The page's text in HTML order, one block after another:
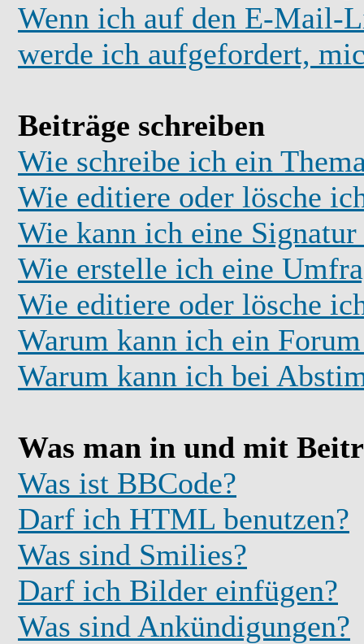
Wenn ich auf den E-Mail-
werde ich aufgefordert,
Beiträge schreiben
Wie schreibe ich ein
Wie editiere oder lösche
Wie kann ich eine Signatur
Wie erstelle ich eine
Wie editiere oder lösche
Warum kann ich ein
Warum kann ich bei
Was man in und mit
Was ist BBCode?
Darf ich HTML benutzen?
Was sind Smilies?
Darf ich Bilder einfügen?
Was sind Ankündigungen?